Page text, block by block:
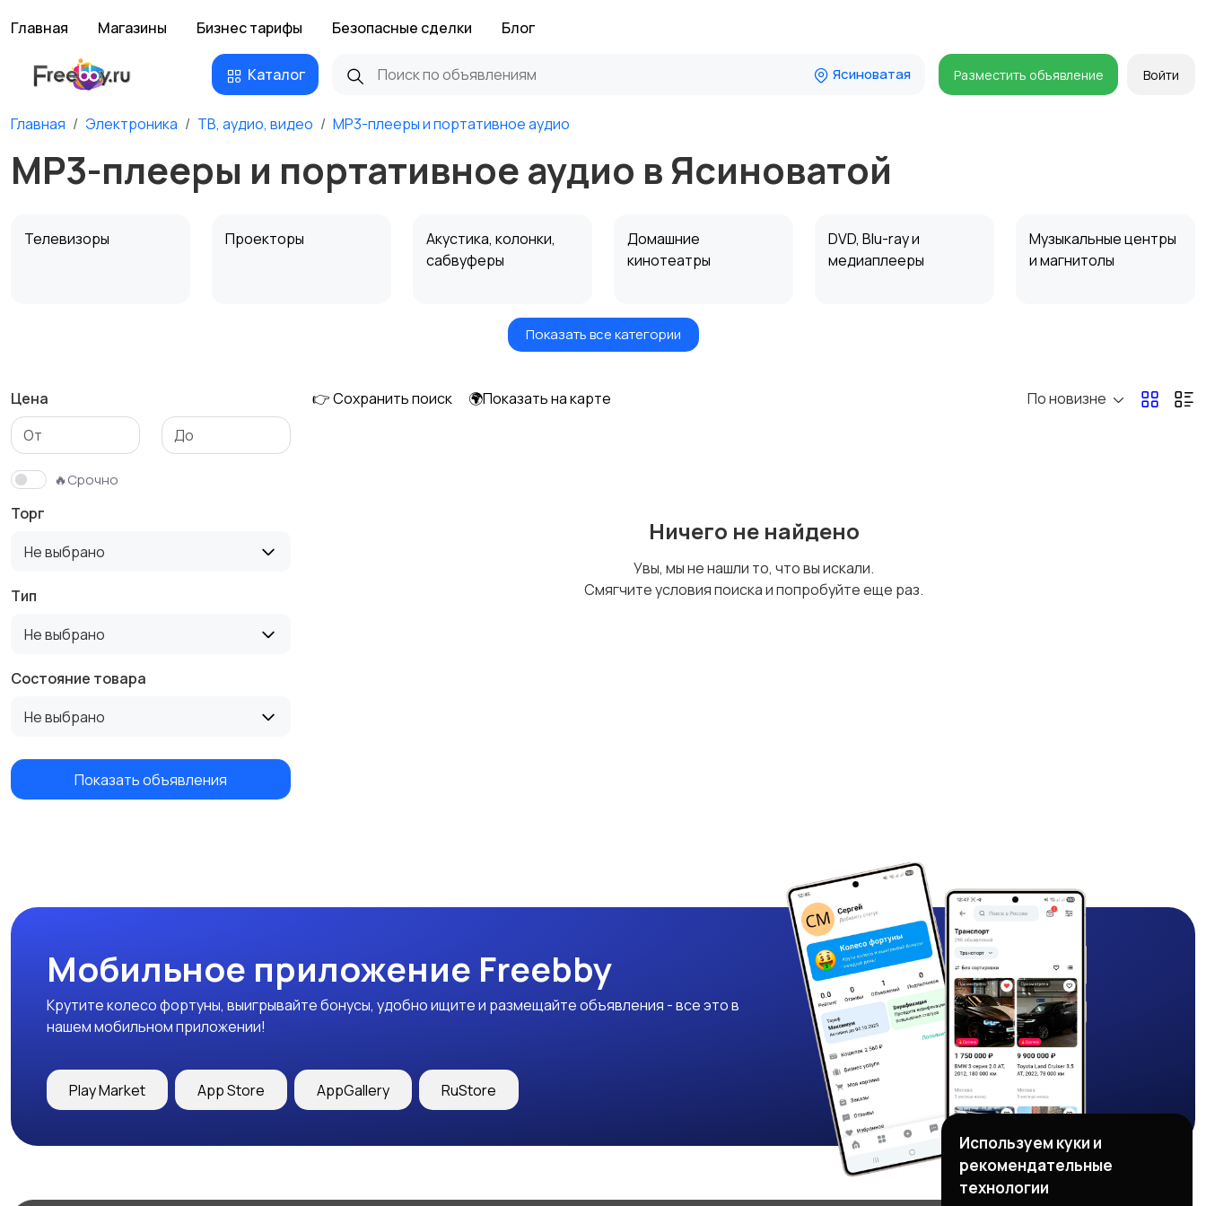
Главная Магазины Бизнес тарифы Безопасные сделки Блог
Каталог Ясиноватая Разместить объявление Войти
Главная Электроника ТВ, аудио, видео MP3-плееры и портативное аудио
MP3-плееры и портативное аудио в Ясиноватой
Телевизоры Проекторы
Акустика, колонки,
сабвуферы
Домашние
кинотеатры
DVD, Blu-ray и
медиаплееры
Музыкальные центры
и магнитолы
Спутниковое и
Аудиоусилители и
Аксессуары
Показать все категории
Цена
🔥Срочно
Торг
Не выбрано
Тип
Не выбрано
Состояние товара
Не выбрано
Показать объявления
👉 Сохранить поиск 🌍Показать на карте По новизне
Ничего не найдено
Увы, мы не нашли то, что вы искали.
Смягчите условия поиска и попробуйте еще раз.
Мобильное приложение Freebby
Крутите колесо фортуны, выигрывайте бонусы, удобно ищите и размещайте объявления - все это в
нашем мобильном приложении!
Play Market App Store AppGallery RuStore
Используем куки и
рекомендательные
технологии